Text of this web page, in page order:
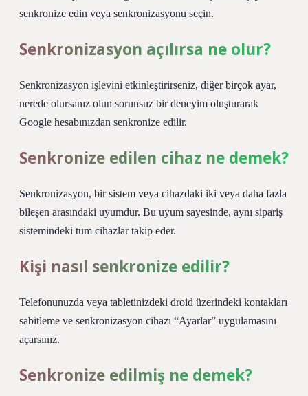
senkronize edin veya senkronizasyonu seçin.
Senkronizasyon açılırsa ne olur?
Senkronizasyon işlevini etkinleştirirseniz, diğer birçok ayar,
nerede olursanız olun sorunsuz bir deneyim oluşturarak
Google hesabınızdan senkronize edilir.
Senkronize edilen cihaz ne demek?
Senkronizasyon, bir sistem veya cihazdaki iki veya daha fazla
bileşen arasındaki uyumdur. Bu uyum sayesinde, aynı sipariş
sistemindeki tüm cihazlar takip eder.
Kişi nasıl senkronize edilir?
Telefonunuzda veya tabletinizdeki droid üzerindeki kontakları
sabitleme ve senkronizasyon cihazı “Ayarlar” uygulamasını
açarsınız.
Senkronize edilmiş ne demek?